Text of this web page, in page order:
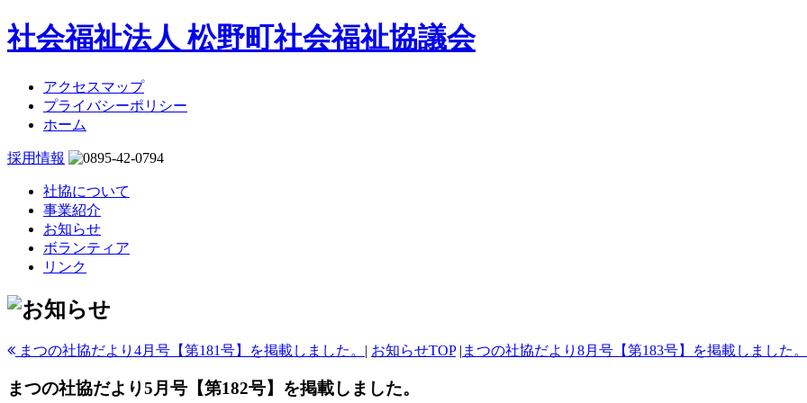
社会福祉法人 松野町社会福祉協議会
アクセスマップ
プライバシーポリシー
ホーム
採用情報
社協について
事業紹介
お知らせ
ボランティア
リンク
まつの社協だより4月号【第181号】を掲載しました。 | お知らせTOP| まつの社協だより8月号【第183号】を掲載しました
まつの社協だより5月号【第182号】を掲載しました。